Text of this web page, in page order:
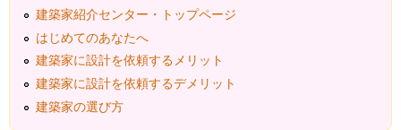
建築家紹介センター・トップページ
はじめてのあなたへ
建築家に設計を依頼するメリット
建築家に設計を依頼するデメリット
建築家の選び方